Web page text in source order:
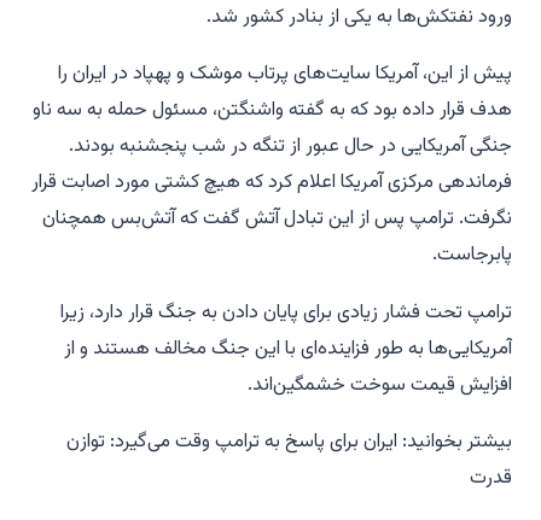
ورود نفتکش‌ها به یکی از بنادر کشور شد.
پیش از این، آمریکا سایت‌های پرتاب موشک و پهپاد در ایران را
هدف قرار داده بود که به گفته واشنگتن، مسئول حمله به سه ناو
جنگی آمریکایی در حال عبور از تنگه در شب پنجشنبه بودند.
فرماندهی مرکزی آمریکا اعلام کرد که هیچ کشتی مورد اصابت قرار
نگرفت. ترامپ پس از این تبادل آتش گفت که آتش‌بس همچنان
پابرجاست.
ترامپ تحت فشار زیادی برای پایان دادن به جنگ قرار دارد، زیرا
آمریکایی‌ها به طور فزاینده‌ای با این جنگ مخالف هستند و از
افزایش قیمت سوخت خشمگین‌اند.
بیشتر بخوانید: ایران برای پاسخ به ترامپ وقت می‌گیرد: توازن
قدرت